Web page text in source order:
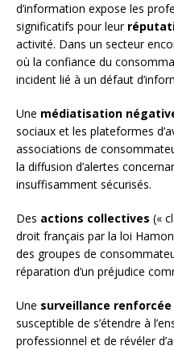
d’information expose les
significatifs pour leur
activité. Dans un secteur
où la confiance du
incident lié à un défaut
Une médiatisation
sociaux et les plateformes
associations de
la diffusion d’alertes
insuffisamment sécurisés.
Des actions collectives («
droit français par la loi
des groupes de
réparation d’un préjudice
Une surveillance renforcée
susceptible de s’étendre à
professionnel et de révéler